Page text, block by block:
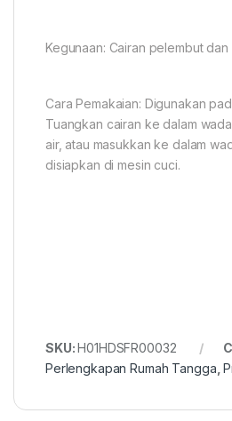
Kegunaan: Cairan pelembut
Cara Pemakaian: Digunakan
Tuangkan cairan ke dalam
air, atau masukkan ke dalam
disiapkan di mesin cuci.
SKU:H01HDSFR00032
Perlengkapan Rumah Tangga ,